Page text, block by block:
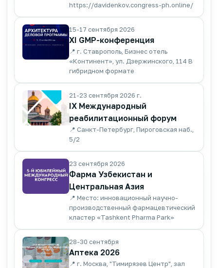
https://davidenkov.congress-ph.online/
15-17 сентября 2026
XI GMP-конференция
📍 г. Ставрополь, Бизнес отель
«Континент», ул. Дзержинского, 114 В
гибридном формате
21-23 сентября 2026 г.
IX Международный
реабилитационный форум
📍 Санкт-Петербург, Пироговская наб.,
5/2
23 сентября 2026
Фарма Узбекистан и
Центральная Азия
📍 Место: инновационный научно-
производственный фармацевтический
кластер «Tashkent Pharma Park»
28-30 сентября
Аптека 2026
📍 г. Москва, "Тимирязев Центр", зал